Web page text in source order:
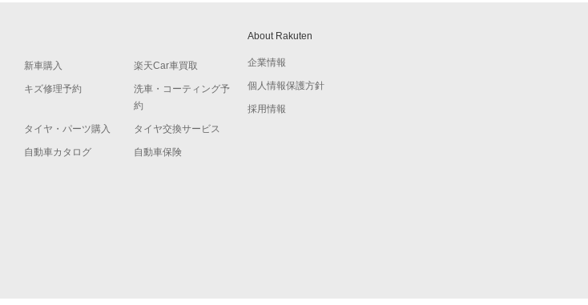
新車購入 楽天Car車買取
キズ修理予約
洗車・コーティング予
約
タイヤ・パーツ購入 タイヤ交換サービス
自動車カタログ 自動車保険
About Rakuten
企業情報
個人情報保護方針
採用情報